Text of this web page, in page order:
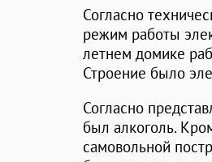
Согласно
режим работы
летнем домике
Строение было
Согласно
был алкоголь.
самовольной